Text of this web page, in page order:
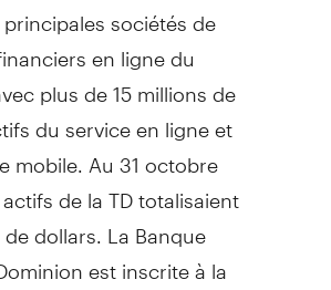
sociétés de
en ligne du
plus de 15 millions de
du service en ligne et
mobile. Au 31 octobre
de la TD totalisaient
dollars. La Banque
est inscrite à la